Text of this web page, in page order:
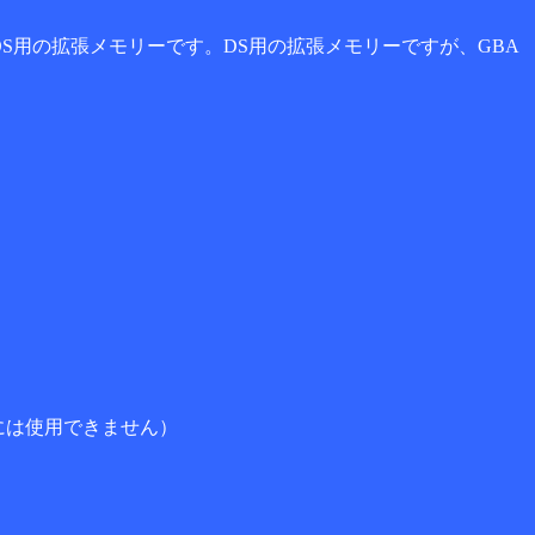
の拡張メモリーです。DS用の拡張メモリーですが、GBA
使用できません）